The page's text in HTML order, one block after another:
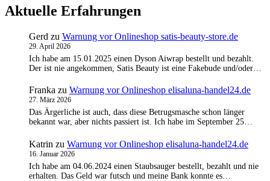
Aktuelle Erfahrungen
Gerd zu Warnung vor Onlineshop satis-beauty-store.de
29. April 2026
Ich habe am 15.01.2025 einen Dyson Aiwrap bestellt und bezahlt.
Der ist nie angekommen, Satis Beauty ist eine Fakebude und/oder…
Franka zu Warnung vor Onlineshop elisaluna-handel24.de
27. März 2026
Das Ärgerliche ist auch, dass diese Betrugsmasche schon länger
bekannt war, aber nichts passiert ist. Ich habe im September 25…
Katrin zu Warnung vor Onlineshop elisaluna-handel24.de
16. Januar 2026
Ich habe am 04.06.2024 einen Staubsauger bestellt, bezahlt und nie
erhalten. Das Geld war futsch und meine Bank konnte es…